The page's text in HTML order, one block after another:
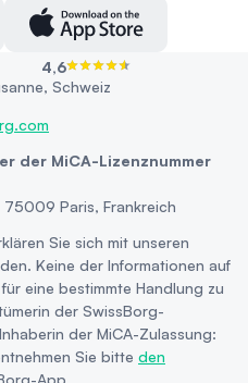
4,6
Schweiz
der MiCA-Lizenznummer
Paris, Frankreich
Sie sich mit unseren
Keine der Informationen auf
eine bestimmte Handlung zu
der SwissBorg-
der MiCA-Zulassung:
Sie bitte den